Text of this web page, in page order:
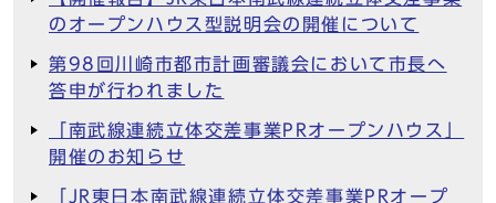
のオープンハウス型説明会の開催について
第98回川崎市都市計画審議会において市長へ
答申が行われました
「南武線連続立体交差事業PRオープンハウス」
開催のお知らせ
「JR東日本南武線連続立体交差事業PRオープ